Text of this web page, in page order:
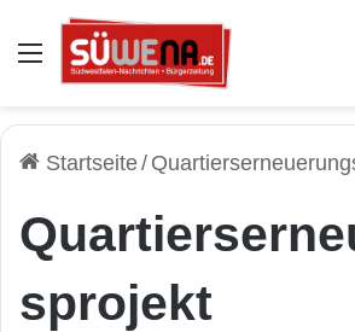
Auswahl
Startseite/
sprojekt